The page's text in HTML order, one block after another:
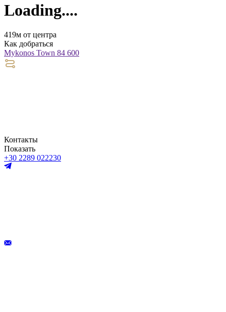
Loading....
419м от центра
Как добраться
Mykonos Town 84 600
Контакты
Показать
+30 2289 022230